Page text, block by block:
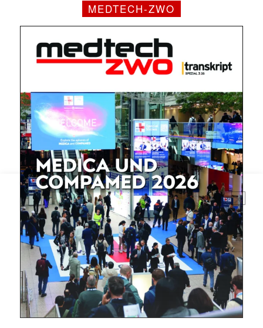
Mit dem |transkript-Newsletter
jede Woche aktuell informiert.
E-
Mail
(erforderlich)
MEDTECH-ZWO